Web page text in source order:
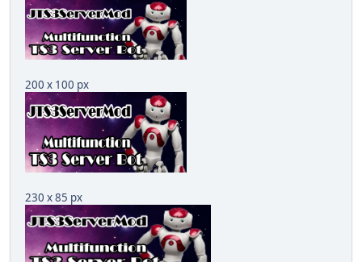
200 x 100 px
230 x 85 px